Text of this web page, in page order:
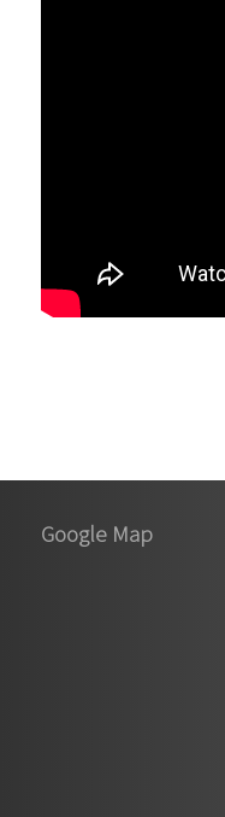
Google Map